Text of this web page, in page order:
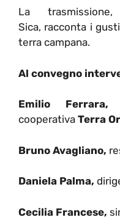
La
Sica, racconta i
terra campana.
Al convegno
Emilio Ferrara,
cooperativa Terra
Bruno Avagliano,
Daniela Palma,
Cecilia Francese,